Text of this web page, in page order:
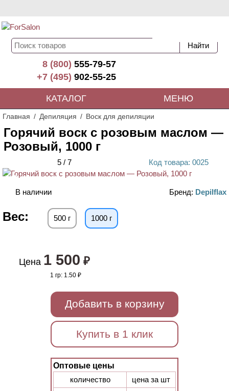
8 (800)555-79-57
+7 (495)902-55-25
КАТАЛОГ МЕНЮ
Главная Депиляция Воск для депиляции
Горячий воск с розовым маслом —
Розовый, 1000 г
5 / 7 Код товара: 0025
ХИТ
В наличии Бренд: Depilflax
Вес: 500 г 1000 г
Цена 1 500 ₽
1 гр:1.50 ₽
Добавить в корзину
Купить в 1 клик
Оптовые цены
количество
цена за шт